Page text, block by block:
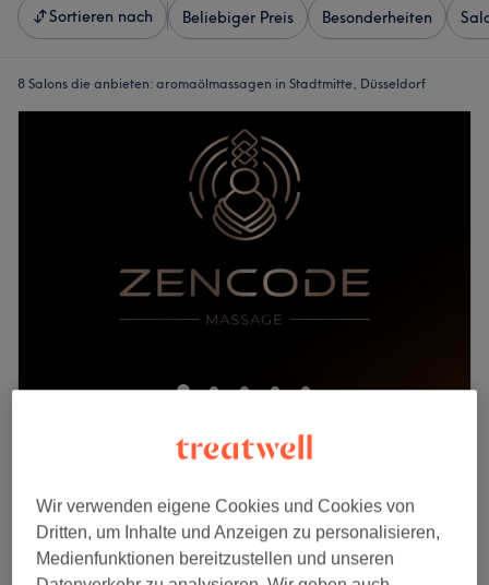
Sortieren nach Beliebiger Preis Besonderheiten
8 Salons die anbieten: aromaölmassagen in Stadtmitte, Düsseldorf
30 Bewertungen
Aromaölmassage
1 Std. - 2 Std.
ab
Schnellansicht Saloninfos
Wir verwenden eigene Cookies und Cookies von
Dritten, um Inhalte und Anzeigen zu personalisieren,
Medienfunktionen bereitzustellen und unseren